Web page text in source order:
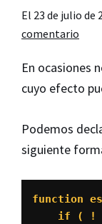
El 23 de julio de
comentario
En ocasiones
cuyo efecto
Podemos
siguiente
function